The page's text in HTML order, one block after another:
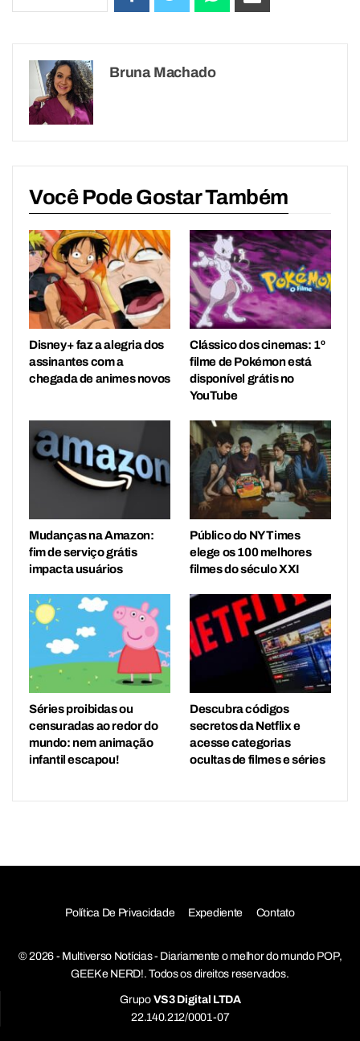
Bruna Machado
Você Pode Gostar Também
Disney+ faz a alegria dos
assinantes com a
chegada de animes novos
Clássico dos cinemas: 1º
filme de Pokémon está
disponível grátis no
YouTube
Mudanças na Amazon:
fim de serviço grátis
impacta usuários
Público do NY Times
elege os 100 melhores
filmes do século XXI
Séries proibidas ou
censuradas ao redor do
mundo: nem animação
infantil escapou!
Descubra códigos
secretos da Netflix e
acesse categorias
ocultas de filmes e séries
Política De Privacidade Expediente Contato
© 2026 - Multiverso Notícias - Diariamente o melhor do mundo POP,
GEEK e NERD!. Todos os direitos reservados.
Grupo VS3 Digital LTDA
22.140.212/0001-07